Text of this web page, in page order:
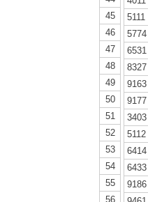
45
46
47
48
49
50
51
52
53
54
55
56
5111
5774
6531
8327
9163
9177
3403
5112
6414
6433
9186